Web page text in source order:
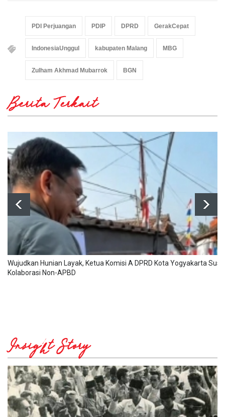
PDI Perjuangan PDIP DPRD GerakCepat
IndonesiaUnggul kabupaten Malang MBG
Zulham Akhmad Mubarrok BGN
Berita Terkait
Wujudkan Hunian Layak, Ketua Komisi A DPRD Kota Yogyakarta
Kolaborasi Non-APBD
Insight Story